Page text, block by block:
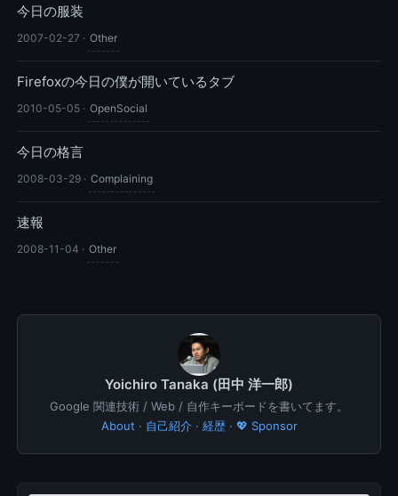
今日の服装
2007-02-27 · Other
Firefoxの今日の僕が開いているタブ
2010-05-05· OpenSocial
今日の格言
2008-03-29· Complaining
速報
2008-11-04 · Other
Yoichiro Tanaka (田中 洋一郎)
Google 関連技術 / Web / 自作キーボードを書いてます。
About · 自己紹介· 経歴· 💖 Sponsor